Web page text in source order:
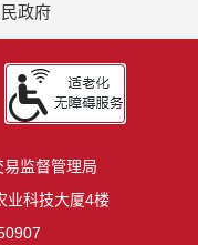
政府
监督管理局
业科技大厦4楼